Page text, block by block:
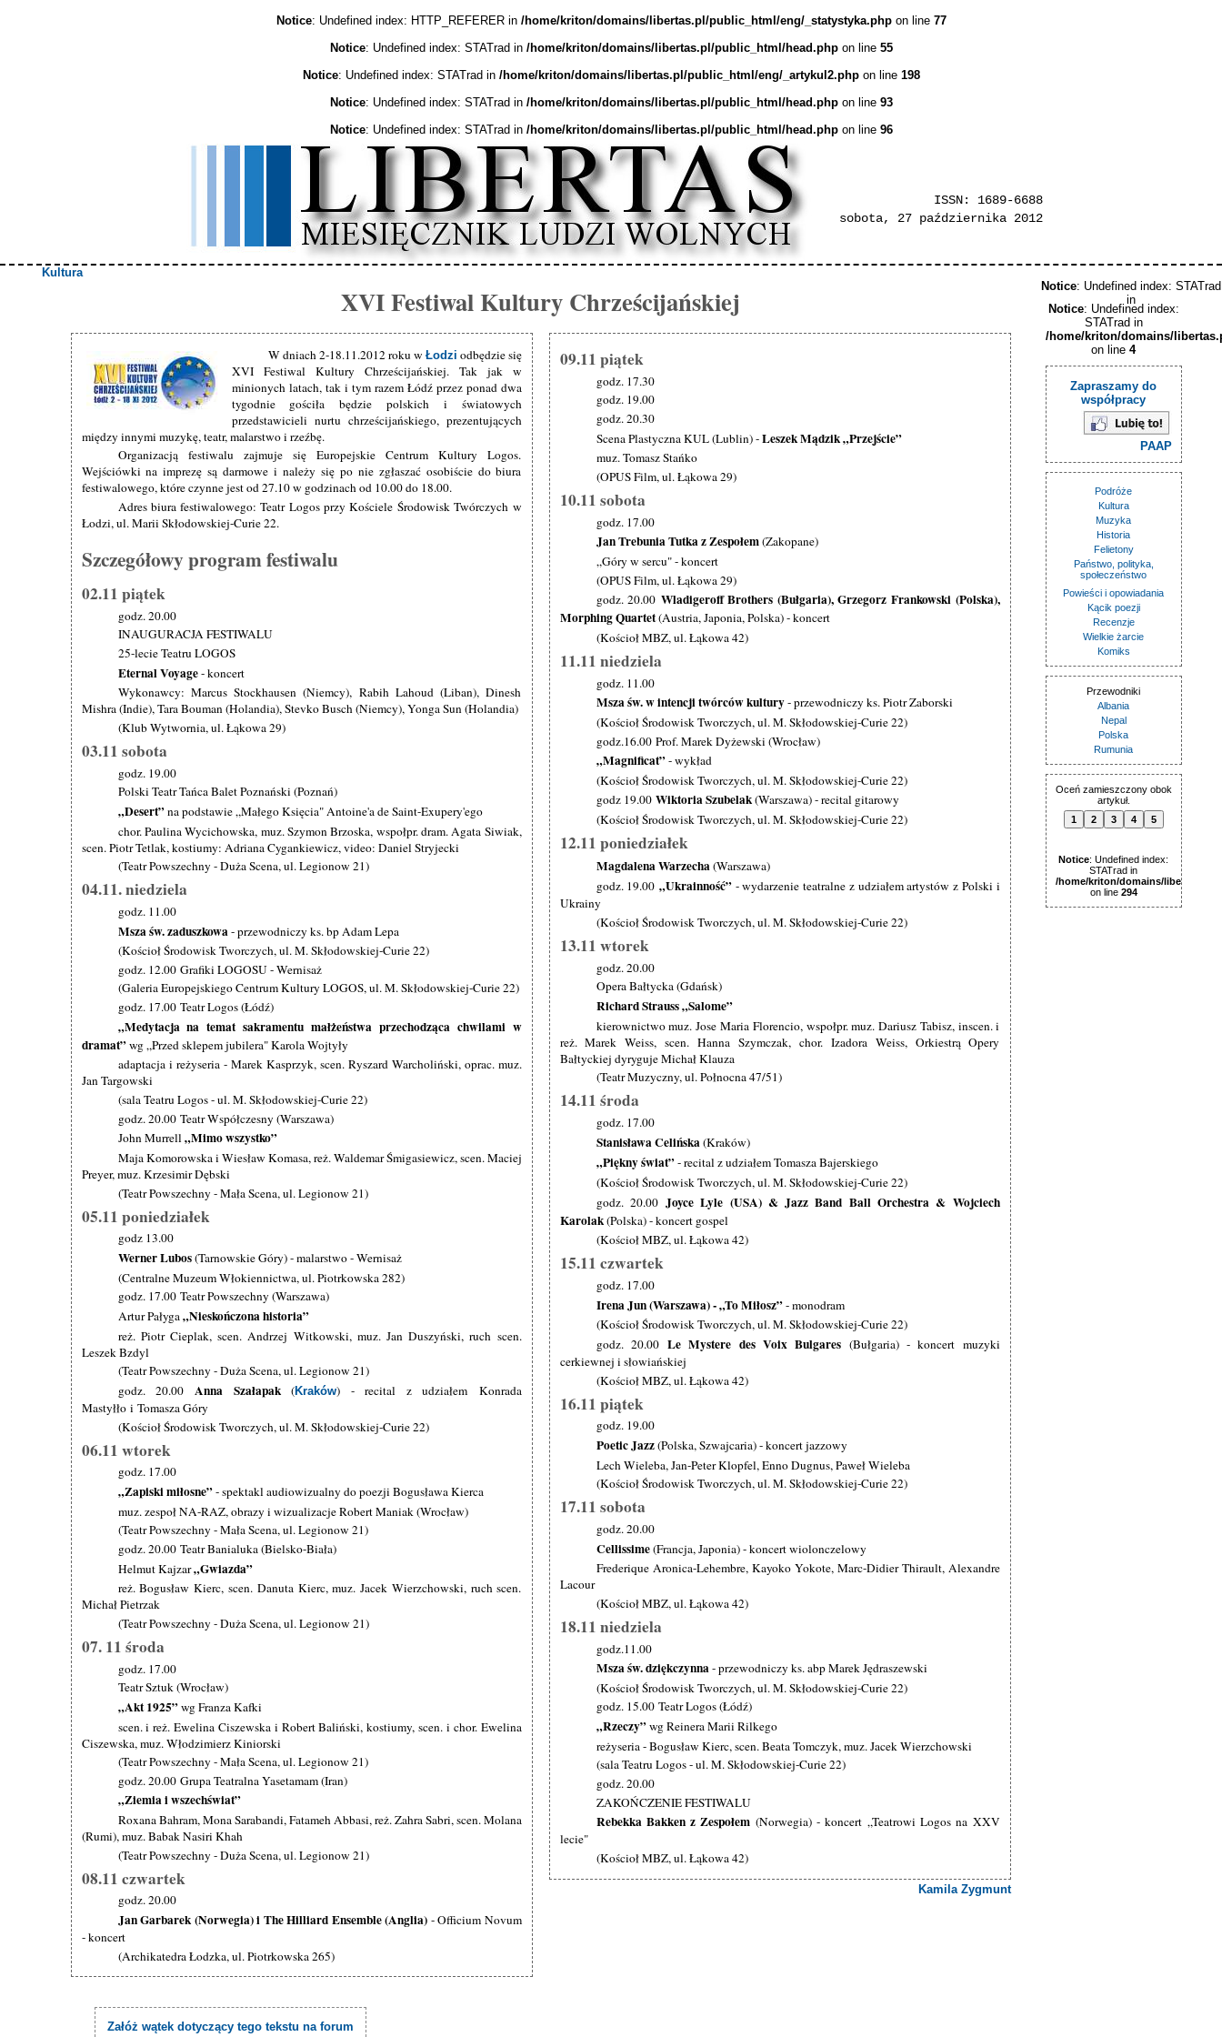
Notice: Undefined index: HTTP_REFERER in /home/kriton/domains/libertas.pl/public_html/eng/_statystyka.phpon line 77
Notice: Undefined index: STATrad in /home/kriton/domains/libertas.pl/public_html/head.phpon line 55
Notice: Undefined index: STATrad in /home/kriton/domains/libertas.pl/public_html/eng/_artykul2.phpon line 198
Notice: Undefined index: STATrad in /home/kriton/domains/libertas.pl/public_html/head.phpon line 93
Notice: Undefined index: STATrad in /home/kriton/domains/libertas.pl/public_html/head.phpon line 96
ISSN: 1689-6688
sobota, 27 października 2012
Kultura
XVI Festiwal Kultury Chrześcijańskiej
W dniach 2-18.11.2012 roku w Łodzi odbędzie się
XVI Festiwal Kultury Chrześcijańskiej. Tak jak w
minionych latach, tak i tym razem Łódź przez ponad dwa
tygodnie gościła będzie polskich i światowych
przedstawicieli nurtu chrześcijańskiego, prezentujących
między innymi muzykę, teatr, malarstwo i rzeźbę.
Organizacją festiwalu zajmuje się Europejskie Centrum Kultury Logos.
Wejściówki na imprezę są darmowe i należy się po nie zgłaszać osobiście do biura
festiwalowego, które czynne jest od 27.10 w godzinach od 10.00 do 18.00.
Adres biura festiwalowego: Teatr Logos przy Kościele Środowisk Twórczych w
Łodzi, ul. Marii Skłodowskiej-Curie 22.
Szczegółowy program festiwalu
02.11 piątek
godz. 20.00
INAUGURACJA FESTIWALU
25-lecie Teatru LOGOS
Eternal Voyage- koncert
Wykonawcy: Marcus Stockhausen (Niemcy), Rabih Lahoud (Liban), Dinesh
Mishra (Indie), Tara Bouman (Holandia), Stevko Busch (Niemcy), Yonga Sun (Holandia)
(Klub Wytwornia, ul. Łąkowa 29)
03.11 sobota
godz. 19.00
Polski Teatr Tańca Balet Poznański (Poznań)
„Desert”na podstawie „Małego Księcia" Antoine'a de Saint-Exupery'ego
chor. Paulina Wycichowska, muz. Szymon Brzoska, wspołpr. dram. Agata Siwiak,
scen. Piotr Tetlak, kostiumy: Adriana Cygankiewicz, video: Daniel Stryjecki
(Teatr Powszechny - Duża Scena, ul. Legionow 21)
04.11. niedziela
godz. 11.00
Msza św. zaduszkowa- przewodniczy ks. bp Adam Lepa
(Kościoł Środowisk Tworczych, ul. M. Skłodowskiej-Curie 22)
godz. 12.00 Grafiki LOGOSU - Wernisaż
(Galeria Europejskiego Centrum Kultury LOGOS, ul. M. Skłodowskiej-Curie 22)
godz. 17.00 Teatr Logos (Łódź)
„Medytacja na temat sakramentu małżeństwa przechodząca chwilami w
dramat”wg „Przed sklepem jubilera" Karola Wojtyły
adaptacja i reżyseria - Marek Kasprzyk, scen. Ryszard Warcholiński, oprac. muz.
Jan Targowski
(sala Teatru Logos - ul. M. Skłodowskiej-Curie 22)
godz. 20.00 Teatr Współczesny (Warszawa)
John Murrell„Mimo wszystko”
Maja Komorowska i Wiesław Komasa, reż. Waldemar Śmigasiewicz, scen. Maciej
Preyer, muz. Krzesimir Dębski
(Teatr Powszechny - Mała Scena, ul. Legionow 21)
05.11 poniedziałek
godz 13.00
Werner Lubos(Tarnowskie Góry) - malarstwo - Wernisaż
(Centralne Muzeum Włokiennictwa, ul. Piotrkowska 282)
godz. 17.00 Teatr Powszechny (Warszawa)
Artur Pałyga„Nieskończona historia”
reż. Piotr Cieplak, scen. Andrzej Witkowski, muz. Jan Duszyński, ruch scen.
Leszek Bzdyl
(Teatr Powszechny - Duża Scena, ul. Legionow 21)
godz. 20.00Anna Szałapak(Kraków) - recital z udziałem Konrada
Mastyłło i Tomasza Góry
(Kościoł Środowisk Tworczych, ul. M. Skłodowskiej-Curie 22)
06.11 wtorek
godz. 17.00
„Zapiski miłosne”- spektakl audiowizualny do poezji Bogusława Kierca
muz. zespoł NA-RAZ, obrazy i wizualizacje Robert Maniak (Wrocław)
(Teatr Powszechny - Mała Scena, ul. Legionow 21)
godz. 20.00 Teatr Banialuka (Bielsko-Biała)
Helmut Kajzar„Gwiazda”
reż. Bogusław Kierc, scen. Danuta Kierc, muz. Jacek Wierzchowski, ruch scen.
Michał Pietrzak
(Teatr Powszechny - Duża Scena, ul. Legionow 21)
07. 11 środa
godz. 17.00
Teatr Sztuk (Wrocław)
„Akt 1925”wg Franza Kafki
scen. i reż. Ewelina Ciszewska i Robert Baliński, kostiumy, scen. i chor. Ewelina
Ciszewska, muz. Włodzimierz Kiniorski
(Teatr Powszechny - Mała Scena, ul. Legionow 21)
godz. 20.00 Grupa Teatralna Yasetamam (Iran)
„Ziemia i wszechświat”
Roxana Bahram, Mona Sarabandi, Fatameh Abbasi, reż. Zahra Sabri, scen. Molana
(Rumi), muz. Babak Nasiri Khah
(Teatr Powszechny - Duża Scena, ul. Legionow 21)
08.11 czwartek
godz. 20.00
Jan Garbarek (Norwegia) i The Hilliard Ensemble (Anglia) - Officium Novum
- koncert
(Archikatedra Łodzka, ul. Piotrkowska 265)
09.11 piątek
godz. 17.30
godz. 19.00
godz. 20.30
Scena Plastyczna KUL (Lublin) -Leszek Mądzik „Przejście”
muz. Tomasz Stańko
(OPUS Film, ul. Łąkowa 29)
10.11 sobota
godz. 17.00
Jan Trebunia Tutka z Zespołem(Zakopane)
„Góry w sercu" - koncert
(OPUS Film, ul. Łąkowa 29)
godz. 20.00 Wladigeroff Brothers (Bułgaria), Grzegorz Frankowski (Polska),
Morphing Quartet(Austria, Japonia, Polska) - koncert
(Kościoł MBZ, ul. Łąkowa 42)
11.11 niedziela
godz. 11.00
Msza św. w intencji twórców kultury- przewodniczy ks. Piotr Zaborski
(Kościoł Środowisk Tworczych, ul. M. Skłodowskiej-Curie 22)
godz.16.00 Prof. Marek Dyżewski (Wrocław)
„Magnificat”- wykład
(Kościoł Środowisk Tworczych, ul. M. Skłodowskiej-Curie 22)
godz 19.00 Wiktoria Szubelak(Warszawa) - recital gitarowy
(Kościoł Środowisk Tworczych, ul. M. Skłodowskiej-Curie 22)
12.11 poniedziałek
Magdalena Warzecha(Warszawa)
godz. 19.00 „Ukrainność”- wydarzenie teatralne z udziałem artystów z Polski i
Ukrainy
(Kościoł Środowisk Tworczych, ul. M. Skłodowskiej-Curie 22)
13.11 wtorek
godz. 20.00
Opera Bałtycka (Gdańsk)
Richard Strauss „Salome”
kierownictwo muz. Jose Maria Florencio, wspołpr. muz. Dariusz Tabisz, inscen. i
reż. Marek Weiss, scen. Hanna Szymczak, chor. Izadora Weiss, Orkiestrą Opery
Bałtyckiej dyryguje Michał Klauza
(Teatr Muzyczny, ul. Połnocna 47/51)
14.11 środa
godz. 17.00
Stanisława Celińska(Kraków)
„Piękny świat”- recital z udziałem Tomasza Bajerskiego
(Kościoł Środowisk Tworczych, ul. M. Skłodowskiej-Curie 22)
godz. 20.00Joyce Lyle (USA) & Jazz Band Ball Orchestra & Wojciech
Karolak(Polska) - koncert gospel
(Kościoł MBZ, ul. Łąkowa 42)
15.11 czwartek
godz. 17.00
Irena Jun (Warszawa) - „To Miłosz”- monodram
(Kościoł Środowisk Tworczych, ul. M. Skłodowskiej-Curie 22)
godz. 20.00Le Mystere des Voix Bulgares (Bułgaria) - koncert muzyki
cerkiewnej i słowiańskiej
(Kościoł MBZ, ul. Łąkowa 42)
16.11 piątek
godz. 19.00
Poetic Jazz(Polska, Szwajcaria) - koncert jazzowy
Lech Wieleba, Jan-Peter Klopfel, Enno Dugnus, Paweł Wieleba
(Kościoł Środowisk Tworczych, ul. M. Skłodowskiej-Curie 22)
17.11 sobota
godz. 20.00
Cellissime(Francja, Japonia) - koncert wiolonczelowy
Frederique Aronica-Lehembre, Kayoko Yokote, Marc-Didier Thirault, Alexandre
Lacour
(Kościoł MBZ, ul. Łąkowa 42)
18.11 niedziela
godz.11.00
Msza św. dziękczynna- przewodniczy ks. abp Marek Jędraszewski
(Kościoł Środowisk Tworczych, ul. M. Skłodowskiej-Curie 22)
godz. 15.00 Teatr Logos (Łódź)
„Rzeczy”wg Reinera Marii Rilkego
reżyseria - Bogusław Kierc, scen. Beata Tomczyk, muz. Jacek Wierzchowski
(sala Teatru Logos - ul. M. Skłodowskiej-Curie 22)
godz. 20.00
ZAKOŃCZENIE FESTIWALU
Rebekka Bakken z Zespołem (Norwegia) - koncert „Teatrowi Logos na XXV
lecie"
(Kościoł MBZ, ul. Łąkowa 42)
Kamila Zygmunt
Załóż wątek dotyczący tego tekstu na forum
Notice: Undefined index:
STATrad in
/home/kriton/domains/
on line 4
Zapraszamy do
współpracy
PAAP
Podróże
Kultura
Muzyka
Historia
Felietony
Państwo, polityka,
społeczeństwo
Powieści i opowiadania
Kącik poezji
Recenzje
Wielkie żarcie
Komiks
Przewodniki
Albania
Nepal
Polska
Rumunia
Oceń zamieszczony obok
artykuł.
1
2 3 4 5
Notice: Undefined index:
STATrad in
/home/kriton/domains/libertas.pl/
on line 294
Notice: Undefined index: STATrad
in